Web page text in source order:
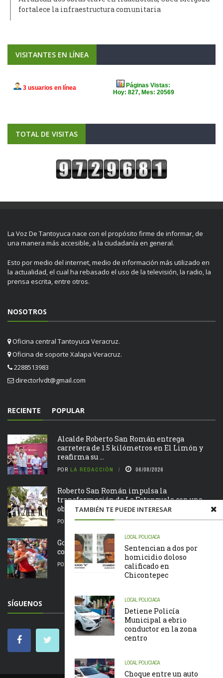
TAMBIÉN TE PUEDE INTERESAR
LOCAL POLICIACA
Sentencian a dos por
homicidio doloso
calificado en
Chicontepec
LOCAL POLICIACA
Detiene Policía
Municipal a ebrio
conductor en la zona
centro
LOCAL POLICIACA
Choque entre un auto
fortalece la infraestructura comunitaria
VISITANTES EN LÍNEA
TOTAL DE VISITAS
La Voz De Tantoyuca nace con el propósito firme de informar, de
una manera más accesible, a la ciudadanía en general.
Esto por medio del internet, medio de información más utilizado en
la actualidad, el cual ha rebasado el uso de la televisión, la radio, la
prensa escrita, entre otros.
NOSOTROS
Oficina central Tantoyuca Veracruz.
Oficina de soporte Xalapa Veracruz.
2288513983
directorlvdt@gmail.com
RECIENTE POPULAR
Alcalde Roberto San Román entrega
carretera de 1.5 kilómetros en El Limón y
reafirma su ...
POR LA REDACCIÓN 06/08/2026
Roberto San Román impulsa la
transformación de La Estanzuela con una
obra que salda una ...
POR LA REDACCIÓN 06/08/2026
Gobierno de Chontla apoya a familias de la
comunidad de San Juan
POR LA REDACCIÓN 05/08/2026
SÍGUENOS